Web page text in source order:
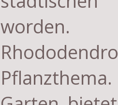
worden.